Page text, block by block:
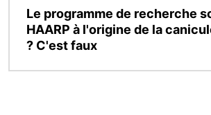
Le programme de recherche
HAARP à l'origine de la
? C'est faux